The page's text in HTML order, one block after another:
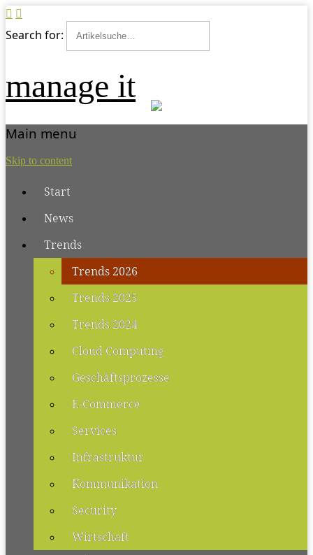
Search for:
manage it
Main menu
Skip to content
Start
News
Trends
Trends 2026
Trends 2025
Trends 2024
Cloud Computing
Geschäftsprozesse
E-Commerce
Services
Infrastruktur
Kommunikation
Security
Wirtschaft